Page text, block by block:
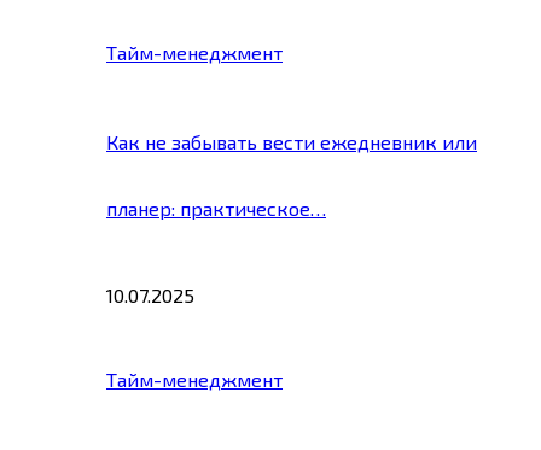
Тайм-менеджмент
Как не забывать вести ежедневник или
планер: практическое…
10.07.2025
Тайм-менеджмент